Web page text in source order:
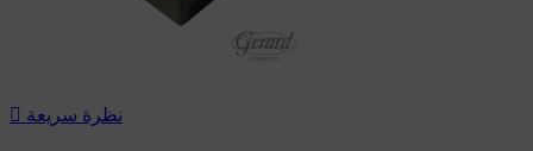
 نظرة سريعة